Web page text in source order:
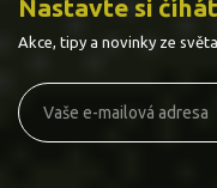
Nastavte si
Akce, tipy a novinky ze